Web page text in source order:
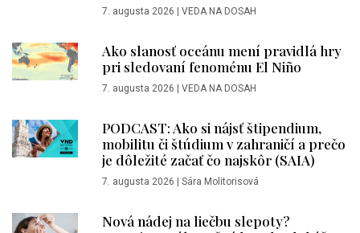
7. augusta 2026 VEDA NA DOSAH
Ako slanosť oceánu mení pravidlá hry
pri sledovaní fenoménu El Niño
7. augusta 2026 VEDA NA DOSAH
PODCAST: Ako si nájsť štipendium,
mobilitu či štúdium v zahraničí a prečo
je dôležité začať čo najskôr (SAIA)
7. augusta 2026 Sára Molitorisová
Nová nádej na liečbu slepoty?